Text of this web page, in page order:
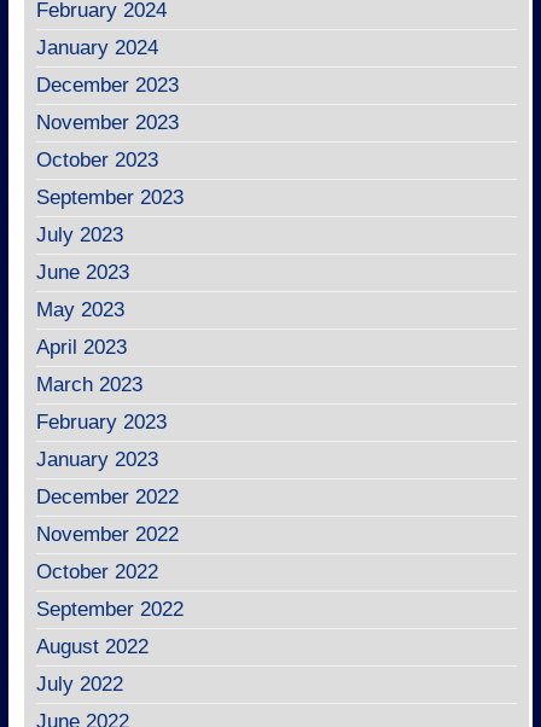
February 2024
January 2024
December 2023
November 2023
October 2023
September 2023
July 2023
June 2023
May 2023
April 2023
March 2023
February 2023
January 2023
December 2022
November 2022
October 2022
September 2022
August 2022
July 2022
June 2022